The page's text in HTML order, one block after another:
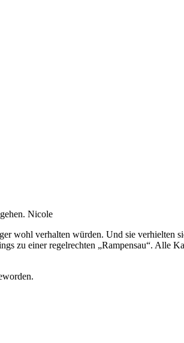
Nicole
wohl verhalten würden. Und sie verhielten
zu einer regelrechten „Rampensau“. Alle